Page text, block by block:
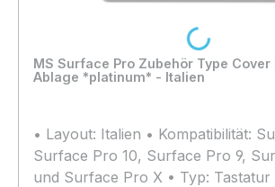
MS Surface Pro Zubehör Type Cover
Ablage *platinum* - Italien
• Layout: Italien • Kompatibilität:
Surface Pro 10, Surface Pro 9,
und Surface Pro X • Typ: Tastatur
Loading...